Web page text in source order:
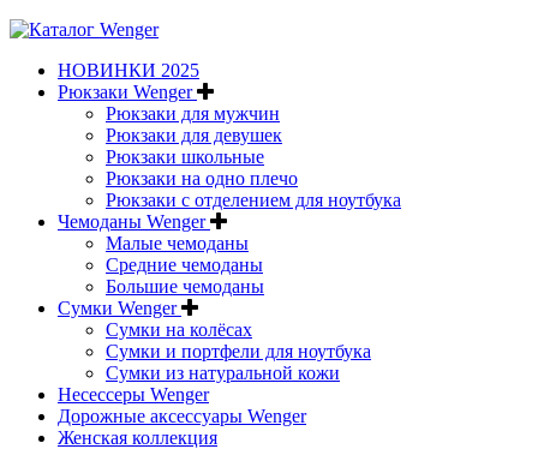
НОВИНКИ 2025
Рюкзаки Wenger
Рюкзаки для мужчин
Рюкзаки для девушек
Рюкзаки школьные
Рюкзаки на одно плечо
Рюкзаки с отделением для ноутбука
Чемоданы Wenger
Малые чемоданы
Средние чемоданы
Большие чемоданы
Сумки Wenger
Сумки на колёсах
Сумки и портфели для ноутбука
Сумки из натуральной кожи
Несессеры Wenger
Дорожные аксессуары Wenger
Женская коллекция